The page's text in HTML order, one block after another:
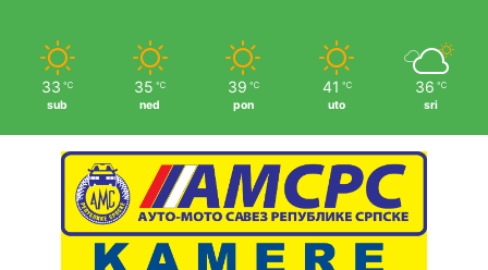
33 ℃
sub
35 ℃
ned
39 ℃
pon
41 ℃
uto
36 ℃
sri